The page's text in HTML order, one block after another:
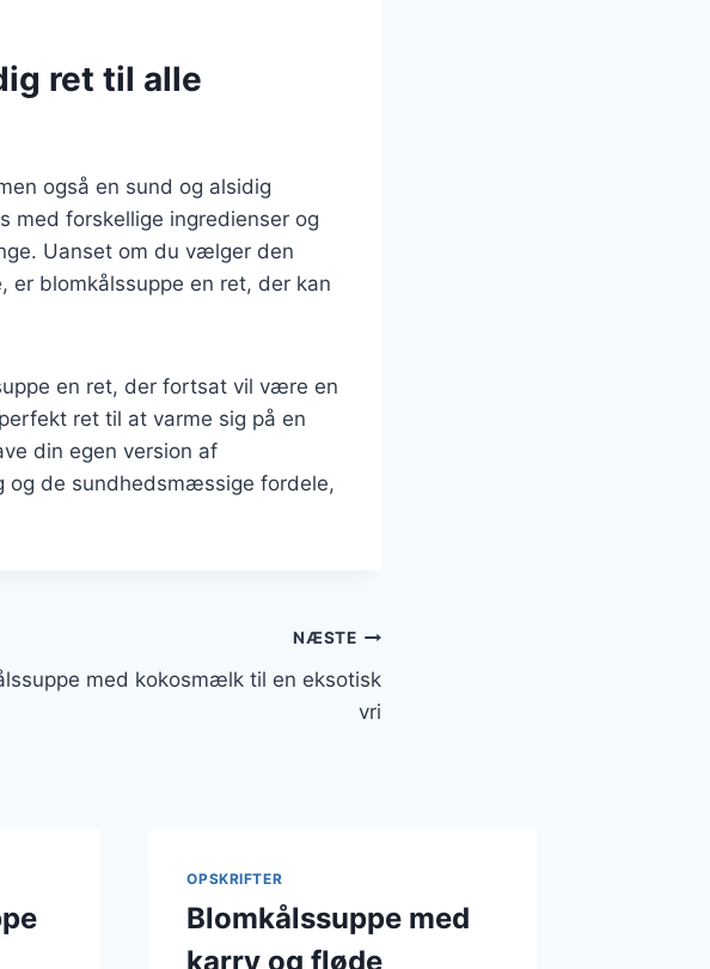
ret til alle
også en sund og alsidig
med forskellige ingredienser og
Uanset om du vælger den
er blomkålssuppe en ret, der kan
en ret, der fortsat vil være en
ret til at varme sig på en
din egen version af
og de sundhedsmæssige fordele,
NÆSTE
med kokosmælk til en eksotisk
vri
OPSKRIFTER
Blomkålssuppe med
karry og fløde